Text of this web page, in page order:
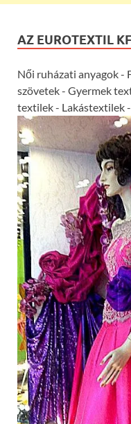
AZ EUROTEXTIL
Női ruházati anyagok -
szövetek - Gyermek
textilek - Lakástextilek